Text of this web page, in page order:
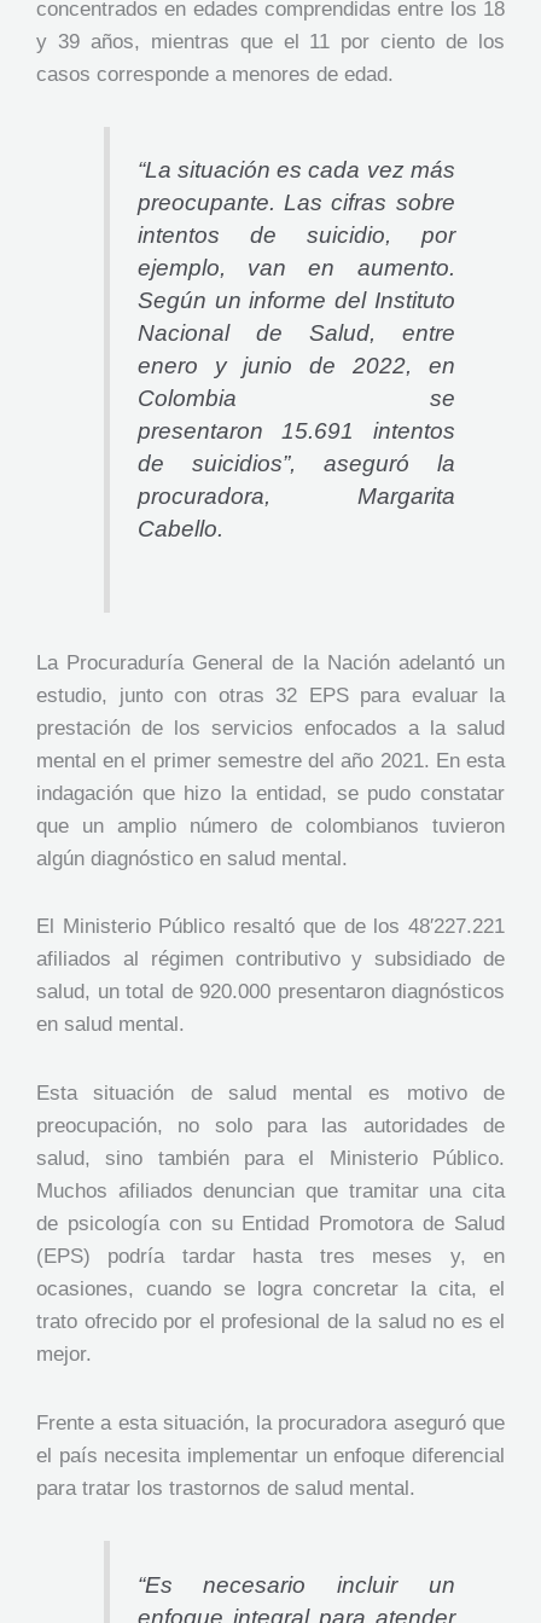
concentrados en edades comprendidas entre los 18
y 39 años, mientras que el 11 por ciento de los
casos corresponde a menores de edad.
“La situación es cada vez más
preocupante. Las cifras sobre
intentos de suicidio, por
ejemplo, van en aumento.
Según un informe del Instituto
Nacional de Salud, entre
enero y junio de 2022, en
Colombia se
presentaron 15.691 intentos
de suicidios”, aseguró la
procuradora, Margarita
Cabello.
La Procuraduría General de la Nación adelantó un
estudio, junto con otras 32 EPS para evaluar la
prestación de los servicios enfocados a la salud
mental en el primer semestre del año 2021. En esta
indagación que hizo la entidad, se pudo constatar
que un amplio número de colombianos tuvieron
algún diagnóstico en salud mental.
El Ministerio Público resaltó que de los 48′227.221
afiliados al régimen contributivo y subsidiado de
salud, un total de 920.000 presentaron diagnósticos
en salud mental.
Esta situación de salud mental es motivo de
preocupación, no solo para las autoridades de
salud, sino también para el Ministerio Público.
Muchos afiliados denuncian que tramitar una cita
de psicología con su Entidad Promotora de Salud
(EPS) podría tardar hasta tres meses y, en
ocasiones, cuando se logra concretar la cita, el
trato ofrecido por el profesional de la salud no es el
mejor.
Frente a esta situación, la procuradora aseguró que
el país necesita implementar un enfoque diferencial
para tratar los trastornos de salud mental.
“Es necesario incluir un
enfoque integral para atender